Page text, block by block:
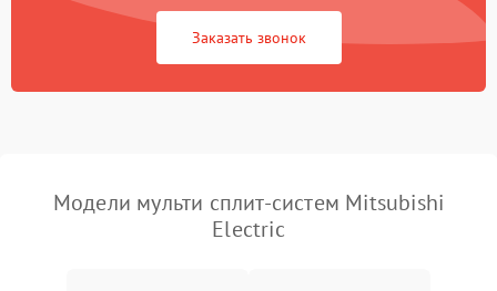
Заказать звонок
Модели мульти сплит-систем Mitsubishi
Electric